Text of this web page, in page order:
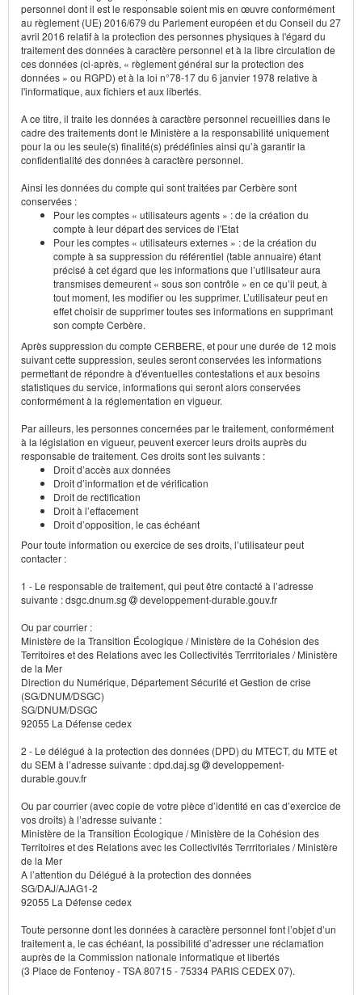
personnel dont il est le responsable soient mis en œuvre conformément
au règlement (UE) 2016/679 du Parlement européen et du Conseil du 27
avril 2016 relatif à la protection des personnes physiques à l'égard du
traitement des données à caractère personnel et à la libre circulation de
ces données (ci-après, « règlement général sur la protection des
données » ou RGPD) et à la loi n°78-17 du 6 janvier 1978 relative à
l'informatique, aux fichiers et aux libertés.
A ce titre, il traite les données à caractère personnel recueillies dans le
cadre des traitements dont le Ministère a la responsabilité uniquement
pour la ou les seule(s) finalité(s) prédéfinies ainsi qu’à garantir la
confidentialité des données à caractère personnel.
Ainsi les données du compte qui sont traitées par Cerbère sont
conservées :
Pour les comptes « utilisateurs agents » : de la création du
compte à leur départ des services de l'Etat
Pour les comptes « utilisateurs externes » : de la création du
compte à sa suppression du référentiel (table annuaire) étant
précisé à cet égard que les informations que l’utilisateur aura
transmises demeurent « sous son contrôle » en ce qu’il peut, à
tout moment, les modifier ou les supprimer. L’utilisateur peut en
effet choisir de supprimer toutes ses informations en supprimant
son compte Cerbère.
Après suppression du compte CERBERE, et pour une durée de 12 mois
suivant cette suppression, seules seront conservées les informations
permettant de répondre à d'éventuelles contestations et aux besoins
statistiques du service, informations qui seront alors conservées
conformément à la réglementation en vigueur.
Par ailleurs, les personnes concernées par le traitement, conformément
à la législation en vigueur, peuvent exercer leurs droits auprès du
responsable de traitement. Ces droits sont les suivants :
Droit d’accès aux données
Droit d’information et de vérification
Droit de rectification
Droit à l’effacement
Droit d’opposition, le cas échéant
Pour toute information ou exercice de ses droits, l’utilisateur peut
contacter :
1 - Le responsable de traitement, qui peut être contacté à l’adresse
suivante : dsgc.dnum.sg
developpement-durable.gouv.fr
Ou par courrier :
Ministère de la Transition Écologique / Ministère de la Cohésion des
Territoires et des Relations avec les Collectivités Terrritoriales / Ministère
de la Mer
Direction du Numérique, Département Sécurité et Gestion de crise
(SG/DNUM/DSGC)
SG/DNUM/DSGC
92055 La Défense cedex
2 - Le délégué à la protection des données (DPD) du MTECT, du MTE et
du SEM à l’adresse suivante : dpd.daj.sg
developpement-
durable.gouv.fr
Ou par courrier (avec copie de votre pièce d’identité en cas d’exercice de
vos droits) à l’adresse suivante :
Ministère de la Transition Écologique / Ministère de la Cohésion des
Territoires et des Relations avec les Collectivités Terrritoriales / Ministère
de la Mer
A l’attention du Délégué à la protection des données
SG/DAJ/AJAG1-2
92055 La Défense cedex
Toute personne dont les données à caractère personnel font l’objet d’un
traitement a, le cas échéant, la possibilité d’adresser une réclamation
auprès de la Commission nationale informatique et libertés
(3 Place de Fontenoy - TSA 80715 - 75334 PARIS CEDEX 07).